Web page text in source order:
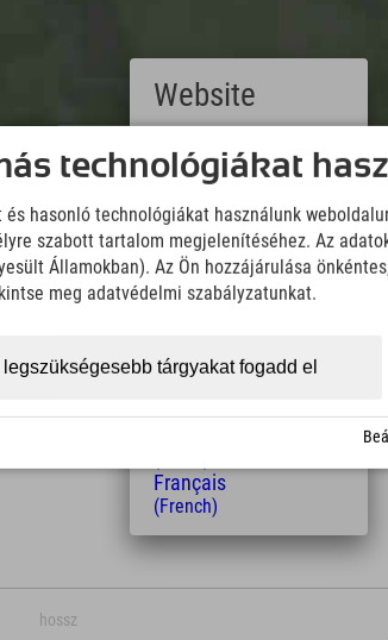
übernehmen keine Haftung für die
Wir empfehlen die Mitnahme
KML
hossz
technológiákat
hasonló technológiákat használunk
szabott tartalom megjelenítéséhez. Az
Államokban). Az Ön hozzájárulása
meg adatvédelmi szabályzatunkat.
tárgyakat fogadd el
Website
Deutsch
(German)
(English)
Italiano
(Italian)
Čeština
(Polish)
(Hungarian)
Français
(French)